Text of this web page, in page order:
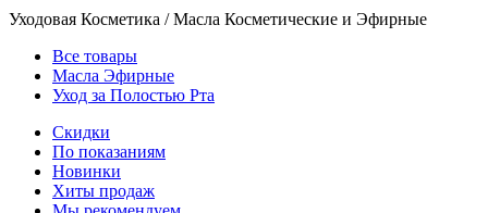
Уходовая Косметика / Масла Косметические и Эфирные
Все товары
Масла Эфирные
Уход за Полостью Рта
Скидки
По показаниям
Новинки
Хиты продаж